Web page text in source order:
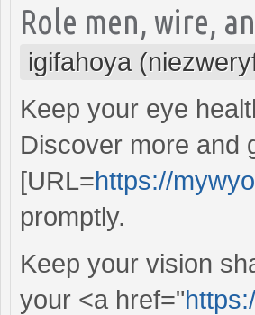
Role men, wire,
igifahoya
Keep your eye
Discover more and
[URL=https://
promptly.
Keep your vision
your <a href="